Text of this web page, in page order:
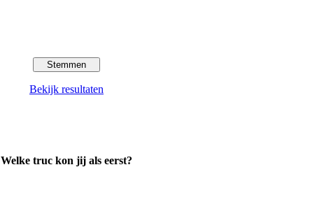
Bekijk resultaten
Welke truc kon jij als eerst?